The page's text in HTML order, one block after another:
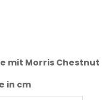
mit Morris Chestnut
in cm